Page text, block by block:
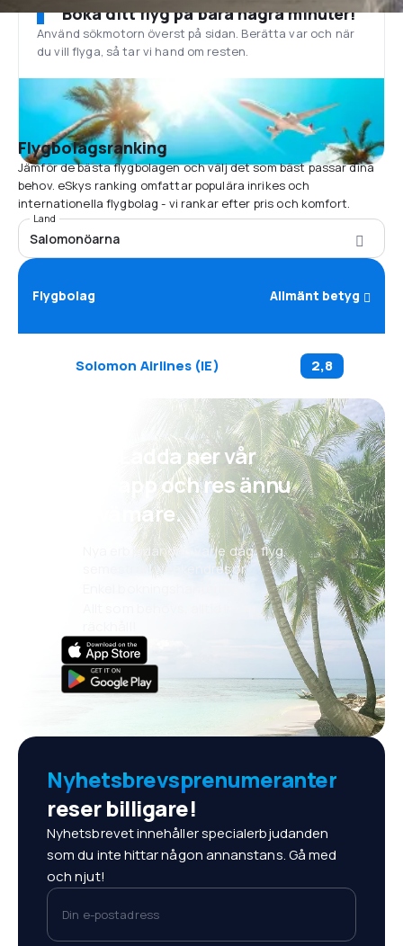
Boka ditt flyg på bara några minuter!
Använd sökmotorn överst på sidan. Berätta var och när
du vill flyga, så tar vi hand om resten.
Flygbolagsranking
Jämför de bästa flygbolagen och välj det som bäst passar dina
behov. eSkys ranking omfattar populära inrikes och
internationella flygbolag - vi rankar efter pris och komfort.
Land
Salomonöarna
Flygbolag Allmänt betyg
Solomon Airlines (IE) 2,8
Psst! Ladda ner vår
eSky-app och res ännu
bekvämare.
Nya erbjudanden varje dag: flyg,
semestrar, weekendresor
Nyhetsbrevsprenumeranter
reser billigare!
Nyhetsbrevet innehåller specialerbjudanden
som du inte hittar någon annanstans. Gå med
och njut!
Din e-postadress